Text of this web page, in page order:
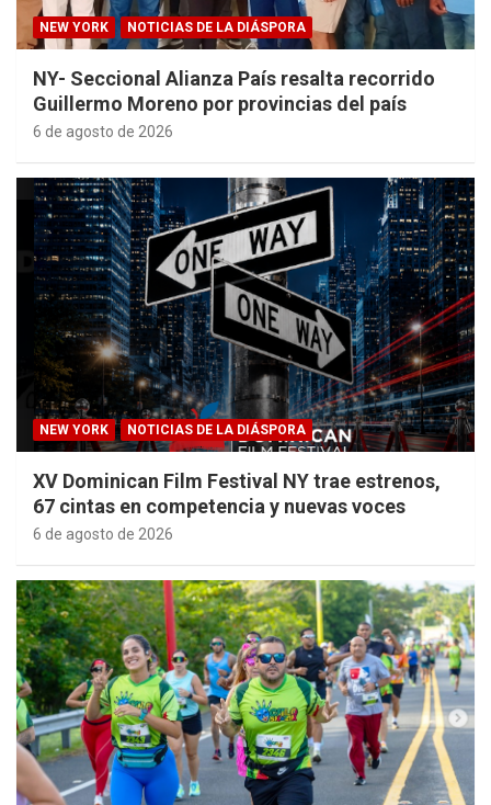
NEW YORK NOTICIAS DE LA DIÁSPORA
NY- Seccional Alianza País resalta recorrido
Guillermo Moreno por provincias del país
6 de agosto de 2026
NEW YORK NOTICIAS DE LA DIÁSPORA
XV Dominican Film Festival NY trae estrenos,
67 cintas en competencia y nuevas voces
6 de agosto de 2026